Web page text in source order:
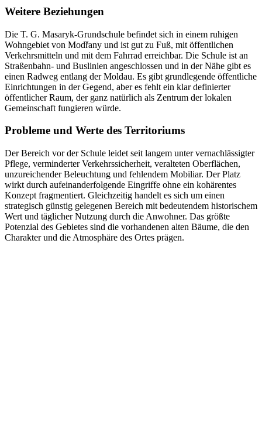
Weitere Beziehungen
Die T. G. Masaryk-Grundschule befindet sich in einem ruhigen
Wohngebiet von Modřany und ist gut zu Fuß, mit öffentlichen
Verkehrsmitteln und mit dem Fahrrad erreichbar. Die Schule ist an
Straßenbahn- und Buslinien angeschlossen und in der Nähe gibt es
einen Radweg entlang der Moldau. Es gibt grundlegende öffentliche
Einrichtungen in der Gegend, aber es fehlt ein klar definierter
öffentlicher Raum, der ganz natürlich als Zentrum der lokalen
Gemeinschaft fungieren würde.
Probleme und Werte des Territoriums
Der Bereich vor der Schule leidet seit langem unter vernachlässigter
Pflege, verminderter Verkehrssicherheit, veralteten Oberflächen,
unzureichender Beleuchtung und fehlendem Mobiliar. Der Platz
wirkt durch aufeinanderfolgende Eingriffe ohne ein kohärentes
Konzept fragmentiert. Gleichzeitig handelt es sich um einen
strategisch günstig gelegenen Bereich mit bedeutendem historischem
Wert und täglicher Nutzung durch die Anwohner. Das größte
Potenzial des Gebietes sind die vorhandenen alten Bäume, die den
Charakter und die Atmosphäre des Ortes prägen.